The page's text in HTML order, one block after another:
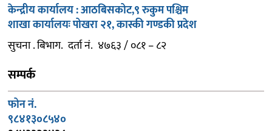
केन्द्रीय कार्यालय : आठबिसकोट,९ रुकुम पश्चिम
शाखा कार्यालयः पोखरा २१, कास्की गण्डकी प्रदेश
सुचना . बिभाग. दर्ता नं. ४७६३ / ०८१ – ८२
सम्पर्क
फोन नं.
९८४१३०८५४०